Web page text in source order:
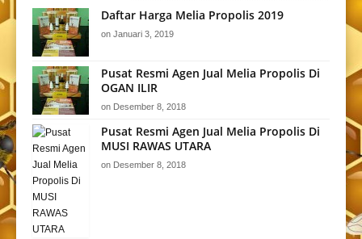
Daftar Harga Melia Propolis 2019
on Januari 3, 2019
Pusat Resmi Agen Jual Melia Propolis Di
OGAN ILIR
on Desember 8, 2018
Pusat Resmi Agen Jual Melia Propolis Di
MUSI RAWAS UTARA
on Desember 8, 2018